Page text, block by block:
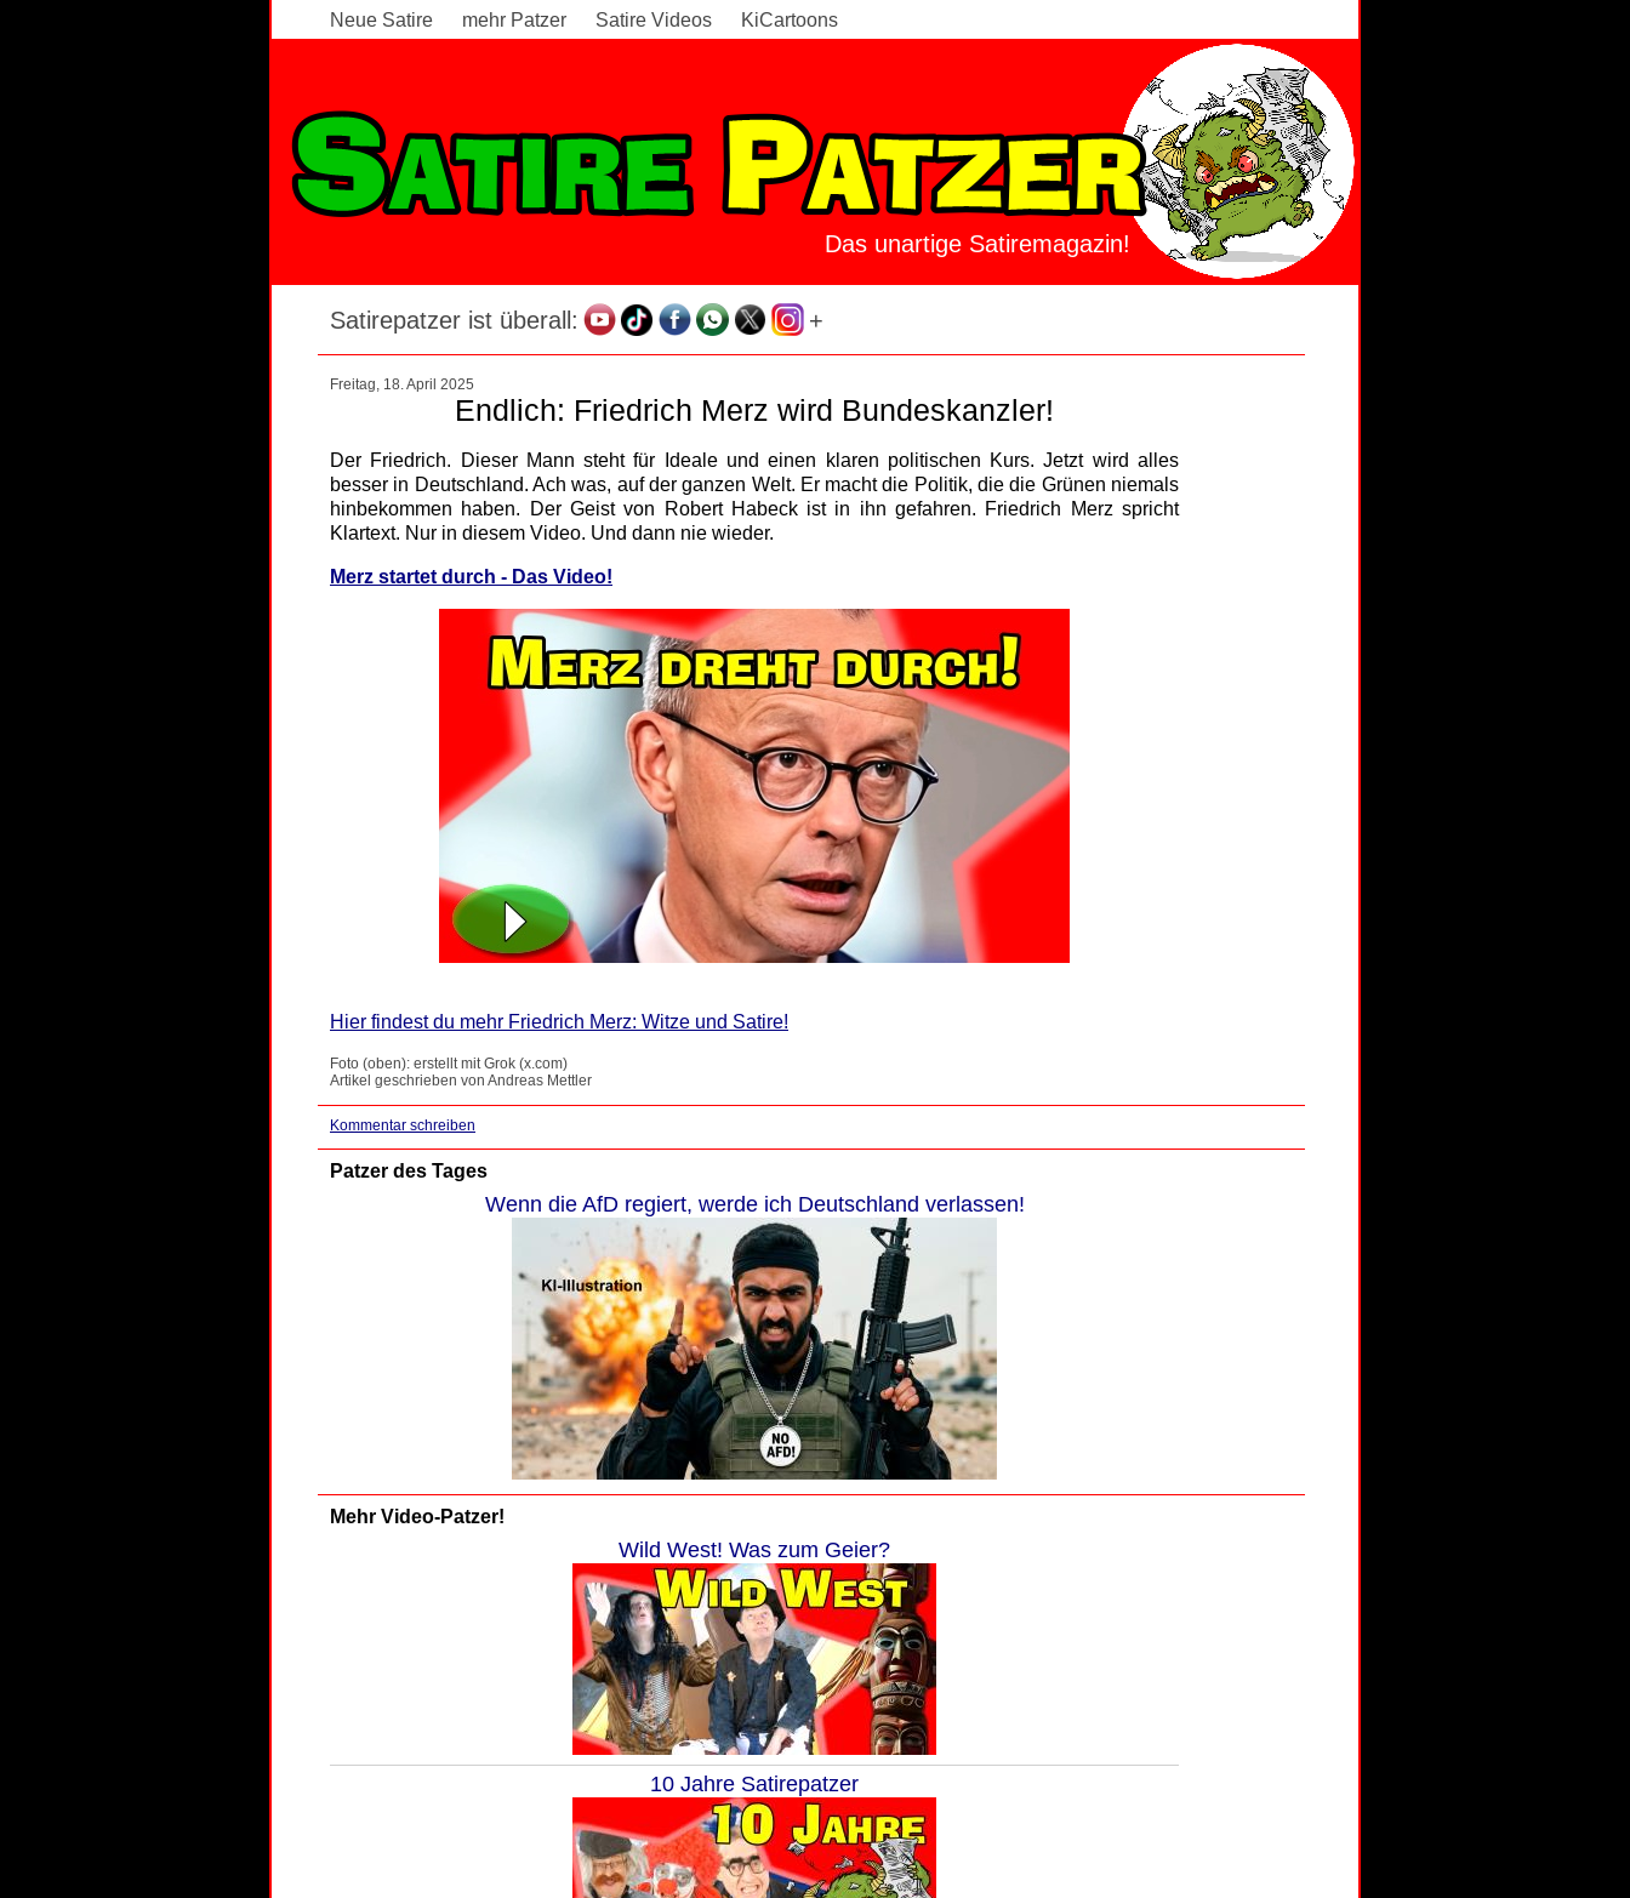
Neue Satire mehr Patzer Satire Videos KiCartoons
Das unartige Satiremagazin!
Satirepatzer ist überall: +
Freitag, 18. April 2025
Endlich: Friedrich Merz wird Bundeskanzler!
Der Friedrich. Dieser Mann steht für Ideale und einen klaren politischen Kurs. Jetzt wird alles
besser in Deutschland. Ach was, auf der ganzen Welt. Er macht die Politik, die die Grünen niemals
hinbekommen haben. Der Geist von Robert Habeck ist in ihn gefahren. Friedrich Merz spricht
Klartext. Nur in diesem Video. Und dann nie wieder.
Merz startet durch - Das Video!
Hier findest du mehr Friedrich Merz: Witze und Satire!
Foto (oben): erstellt mit Grok (x.com)
Artikel geschrieben von Andreas Mettler
Kommentar schreiben
Patzer des Tages
Wenn die AfD regiert, werde ich Deutschland verlassen!
Mehr Video-Patzer!
Wild West! Was zum Geier?
10 Jahre Satirepatzer